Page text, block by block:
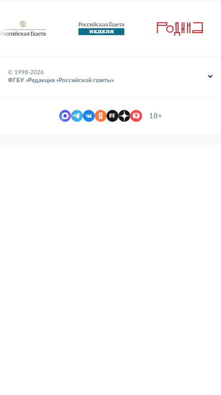
© 1998-2026
ФГБУ «Редакция «Российской газеты»
18+